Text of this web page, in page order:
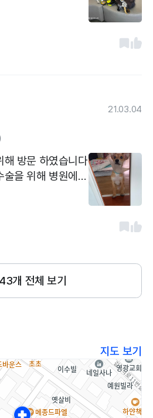
터 다니는 곳인데
21.03.04
해 방문 하였습니다
을 위해 병원에
회복시간까지 3시
좋았습니다!! 화장
서 좋았습니다
43개 전체 보기
지도 보기